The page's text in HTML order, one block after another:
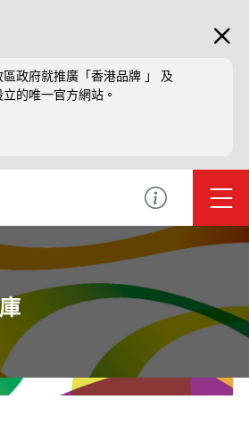
政府就推廣「香港品牌 」 及
的唯一官方網站。